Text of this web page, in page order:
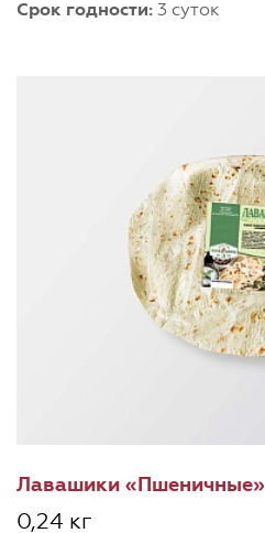
Срок годности: 3 суток
Лавашики «Пшеничные»
0,24 кг